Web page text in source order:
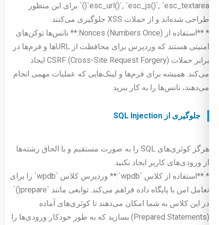
`esc_url()`, `esc_js()`, `esc_textarea()` برای این منظور
طراحی شده‌اند و از حملات XSS جلوگیری می‌کنند.
* **استفاده از Nonces (Numbers Once):** نانس‌ها توکن‌های
امنیتی هستند که وردپرس برای محافظت از URLها و فرم‌ها در
برابر حملات CSRF (Cross-Site Request Forgery) ایجاد
می‌کند. همیشه برای فرم‌ها و لینک‌هایی که عملیات مهمی انجام
می‌دهند، نانس‌ها را به کار ببرید.
جلوگیری از SQL Injection
هرگز کوئری‌های SQL را به صورت مستقیم و با الحاق رشته‌ها
از ورودی‌های کاربر ایجاد نکنید.
* **استفاده از کلاس `wpdb`:** وردپرس کلاس `wpdb` را برای
تعامل امن با پایگاه داده فراهم می‌کند. توابعی مانند `prepare()`
در این کلاس به شما امکان می‌دهند تا کوئری‌های آماده
(Prepared Statements) بسازید که به طور خودکار ورودی‌ها را